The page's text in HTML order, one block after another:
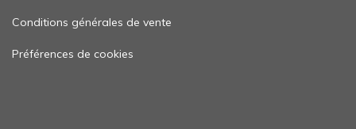
Conditions générales de vente
Préférences de cookies